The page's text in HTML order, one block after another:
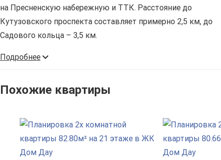
на Пресненскую набережную и ТТК. Расстояние до
Кутузовского проспекта составляет примерно 2,5 км, до
Садового кольца – 3,5 км.
Подробнее
Похожие квартиры